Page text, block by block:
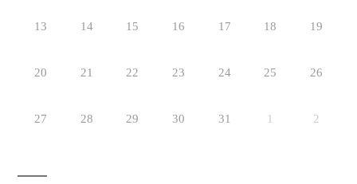
13 14 15 16 17 18 19
20 21 22 23 24 25 26
27 28 29 30 31 1 2